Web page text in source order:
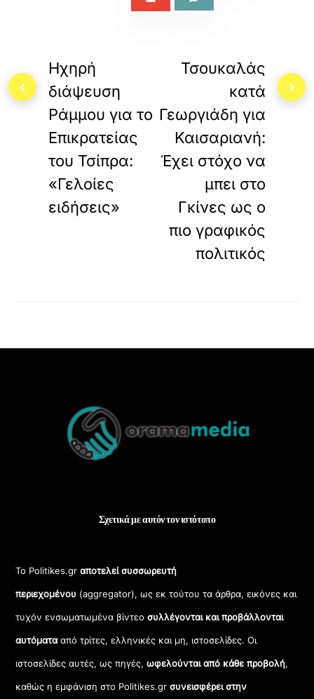
Ηχηρή
διάψευση
Ράμμου για το
Επικρατείας
του Τσίπρα:
«Γελοίες
ειδήσεις»
Τσουκαλάς
κατά
Γεωργιάδη για
Καισαριανή:
Έχει στόχο να
μπει στο
Γκίνες ως ο
πιο γραφικός
πολιτικός
Top
Σχετικά με αυτόν τον ιστότοπο
Το Politikes.grαποτελεί συσσωρευτή
περιεχομένου (aggregator), ως εκ τούτου τα άρθρα, εικόνες και
τυχόν ενσωματωμένα βίντεοσυλλέγονται και προβάλλονται
αυτόματααπό τρίτες, ελληνικές και μη, ιστοσελίδες. Οι
ιστοσελίδες αυτές, ως πηγές,ωφελούνται από κάθε προβολή,
καθώς η εμφάνιση στο Politikes.gr συνεισφέρει στην
‹ ›